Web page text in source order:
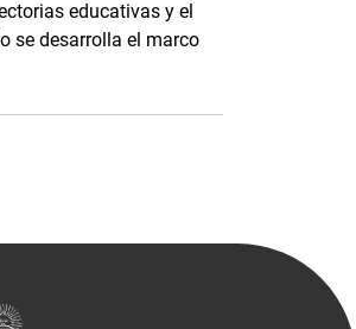
educativas y el
se desarrolla el marco